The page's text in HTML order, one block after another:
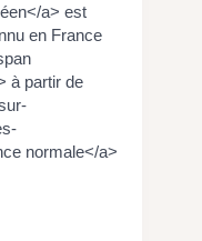
a> est
en France
à partir de
normale</a>